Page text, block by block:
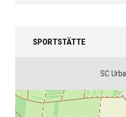
SPORTSTÄTTE
SC